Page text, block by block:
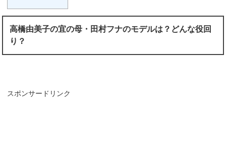
高橋由美子の宜の母・田村フナのモデルは？どんな役回
り？
スポンサードリンク